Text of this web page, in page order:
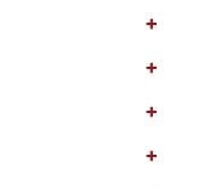
+
+
+
+